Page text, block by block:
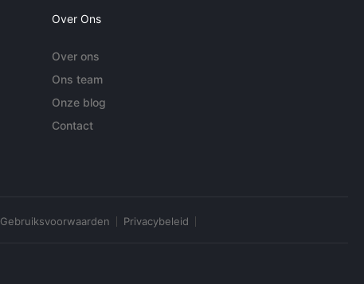
Over Ons
Over ons
Ons team
Onze blog
Contact
Gebruiksvoorwaarden Privacybeleid